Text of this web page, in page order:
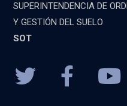
SUPERINTENDENCIA DE
Y GESTIÓN DEL SUELO
SOT